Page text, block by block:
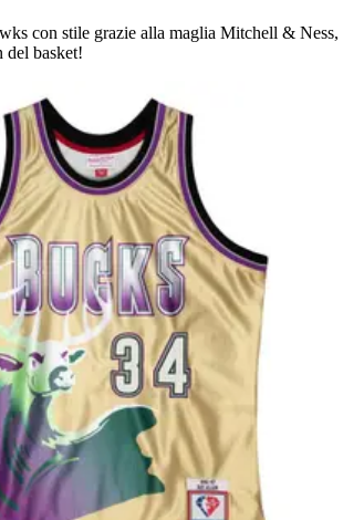
con stile grazie alla maglia Mitchell & Ness,
del basket!